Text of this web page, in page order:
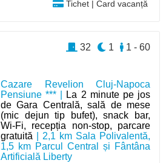
Tichet | Card vacanță
Cazare Revelion Cluj-Napoca
Pensiune *** |
La 2 minute pe jos
de Gara Centrală, sală de mese
(mic dejun tip bufet), snack bar,
Wi-Fi, recepția non-stop, parcare
gratuită | 2,1 km Sala Polivalentă,
1,5 km Parcul Central și Fântâna
Artificială Liberty
1 - 60
1
32